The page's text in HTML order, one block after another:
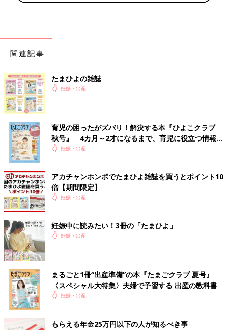
る。
15:30
全員ビビる。バタバタと急ぎ分娩準備。この頃の陣痛は痛いとい
うよりお尻の圧迫感が凄すぎて、常に「あ！出ます！出そうで
す！」って言葉で陣痛を伝えてた。助産師さんが全力で肛門を圧
迫してくれて助かった(?)
思うよ〜」と言われ、内心「さっさと破水せんか！！！！」とキ
レる。そして次の内診のタイミングで破水。進んでることを実感
してちょっと気持ちに余裕ができる。とはいえ、助産師さんが夫
に進捗を伝えに行こうした際、絶えず襲ってくる陣痛に不安で仕
方なく、「行かないで」と必死の訴え。
10回弱くらいいきみ逃ししたところで、「いきんでいいよ！」と
言われたけど、いきみ方がわからずプチパニック。酸素マスクを
つけられる。ちょっと息が楽になる。そして夫、分娩室入室。
助産師さんたちに「目を開けて！声出さないで！長くいきん
で！」ってめっちゃ言われたけど、全部反対のことしてた。いき
み逃しは調べてたのにいきみ方の予習を全くしてなかった（笑）
16:00
そうこうしているうちに会陰切開と吸引分娩の用意が進み、局所
麻酔の注射のチクッとした痛みを感じつつ、３回ほど絶叫したら
「もう出るよ！下見て！頭出た！」と16:05ベビ爆誕。冷静に
「でけぇ...ほんとにでっかい赤ちゃん入ってた...」というのが感
想でした。
関連記事
たまひよの雑誌
妊娠・出産
育児の困ったがズバリ！解決する本『ひよこクラブ
秋号』 4カ月～2才になるまで、育児に役立つ情報が
いっぱい！
妊娠・出産
アカチャンホンポでたまひよ雑誌を買うとポイント10
倍【期間限定】
妊娠・出産
妊娠中に読みたい！3冊の「たまひよ」
妊娠・出産
まるごと1冊“出産準備”の本『たまごクラブ 夏号』
〈スペシャル大特集〉夫婦で予習する 出産の教科書
妊娠・出産
もらえる年金25万円以下の人が知るべき事